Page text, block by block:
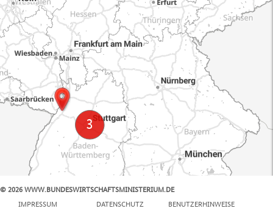
© 2026 WWW.BUNDESWIRTSCHAFTSMINISTERIUM.DE
IMPRESSUM
DATENSCHUTZ BENUTZERHINWEISE